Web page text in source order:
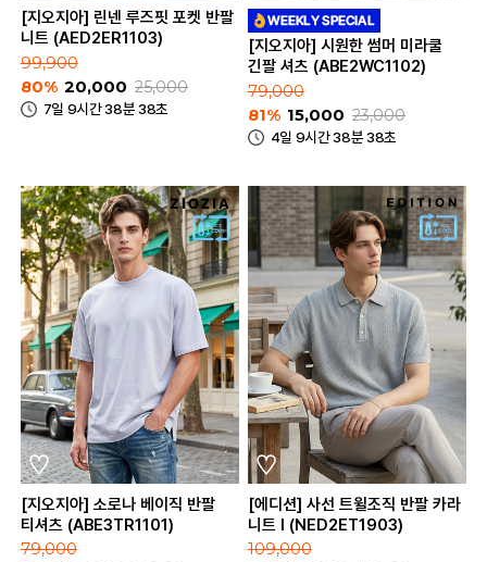
[지오지아] 린넨 루즈핏 포켓 반팔
니트 (AED2ER1103)
99,900
80% 20,000 25,000
7일 9시간 38분 38초
[지오지아] 시원한 썸머 미라쿨
긴팔 셔츠 (ABE2WC1102)
79,000
81% 15,000 23,000
4일 9시간 38분 38초
[지오지아] 소로나 베이직 반팔
티셔츠 (ABE3TR1101)
79,000
[에디션] 사선 트윌조직 반팔 카라
니트 I (NED2ET1903)
109,000